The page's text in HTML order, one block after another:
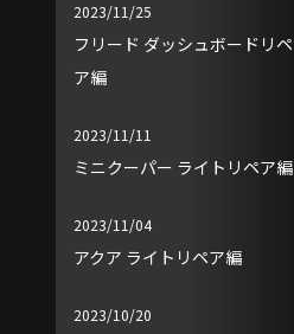
2023/11/25
フリード ダッシュボードリペ
ア編
2023/11/11
ミニクーパー ライトリペア編
2023/11/04
アクア ライトリペア編
2023/10/20